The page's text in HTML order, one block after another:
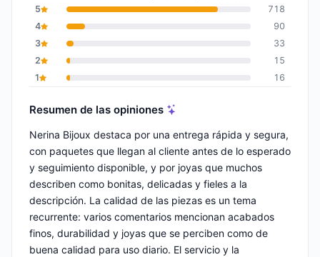
5
718
4
90
3
33
2
15
1
16
Resumen de las opiniones
Nerina Bijoux destaca por una entrega rápida y segura,
con paquetes que llegan al cliente antes de lo esperado
y seguimiento disponible, y por joyas que muchos
describen como bonitas, delicadas y fieles a la
descripción. La calidad de las piezas es un tema
recurrente: varios comentarios mencionan acabados
finos, durabilidad y joyas que se perciben como de
buena calidad para uso diario. El servicio y la